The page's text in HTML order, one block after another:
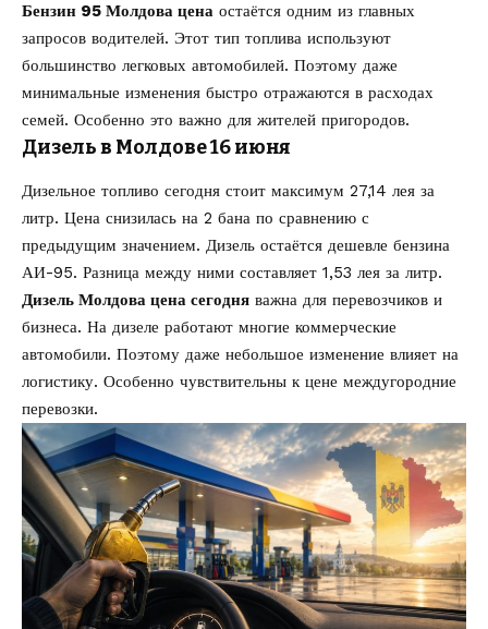
Бензин 95 Молдова цена остаётся одним из главных
запросов водителей. Этот тип топлива используют
большинство легковых автомобилей. Поэтому даже
минимальные изменения быстро отражаются в расходах
семей. Особенно это важно для жителей пригородов.
Дизель в Молдове 16 июня
Дизельное топливо сегодня стоит максимум 27,14 лея за
литр. Цена снизилась на 2 бана по сравнению с
предыдущим значением. Дизель остаётся дешевле бензина
АИ-95. Разница между ними составляет 1,53 лея за литр.
Дизель Молдова цена сегодня важна для перевозчиков и
бизнеса. На дизеле работают многие коммерческие
автомобили. Поэтому даже небольшое изменение влияет на
логистику. Особенно чувствительны к цене междугородние
перевозки.